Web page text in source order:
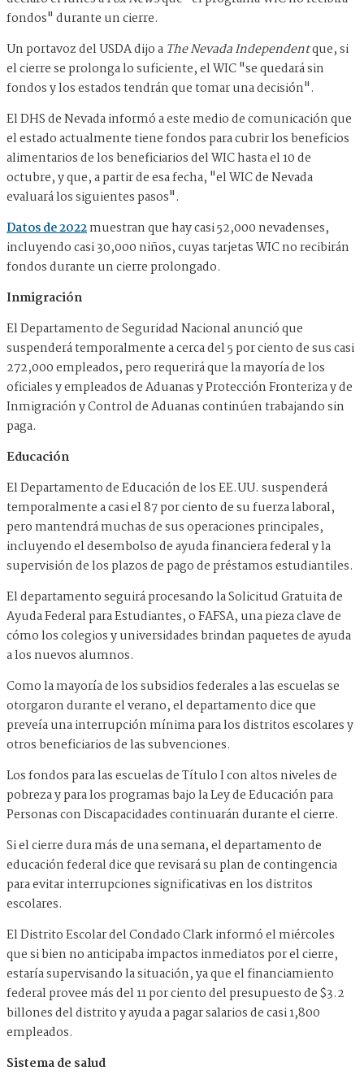
fondos" durante un cierre.
Un portavoz del USDA dijo a The Nevada Independentque, si
el cierre se prolonga lo suficiente, el WIC "se quedará sin
fondos y los estados tendrán que tomar una decisión".
El DHS de Nevada informó a este medio de comunicación que
el estado actualmente tiene fondos para cubrir los beneficios
alimentarios de los beneficiarios del WIC hasta el 10 de
octubre, y que, a partir de esa fecha, "el WIC de Nevada
evaluará los siguientes pasos".
Datos de 2022muestran que hay casi 52,000 nevadenses,
incluyendo casi 30,000 niños, cuyas tarjetas WIC no recibirán
fondos durante un cierre prolongado.
Inmigración
El Departamento de Seguridad Nacional anunció que
suspenderá temporalmente a cerca del 5 por ciento de sus casi
272,000 empleados, pero requerirá que la mayoría de los
oficiales y empleados de Aduanas y Protección Fronteriza y de
Inmigración y Control de Aduanas continúen trabajando sin
paga.
Educación
El Departamento de Educación de los EE.UU. suspenderá
temporalmente a casi el 87 por ciento de su fuerza laboral,
pero mantendrá muchas de sus operaciones principales,
incluyendo el desembolso de ayuda financiera federal y la
supervisión de los plazos de pago de préstamos estudiantiles.
El departamento seguirá procesando la Solicitud Gratuita de
Ayuda Federal para Estudiantes, o FAFSA, una pieza clave de
cómo los colegios y universidades brindan paquetes de ayuda
a los nuevos alumnos.
Como la mayoría de los subsidios federales a las escuelas se
otorgaron durante el verano, el departamento dice que
preveía una interrupción mínima para los distritos escolares y
otros beneficiarios de las subvenciones.
Los fondos para las escuelas de Título I con altos niveles de
pobreza y para los programas bajo la Ley de Educación para
Personas con Discapacidades continuarán durante el cierre.
Si el cierre dura más de una semana, el departamento de
educación federal dice que revisará su plan de contingencia
para evitar interrupciones significativas en los distritos
escolares.
El Distrito Escolar del Condado Clark informó el miércoles
que si bien no anticipaba impactos inmediatos por el cierre,
estaría supervisando la situación, ya que el financiamiento
federal provee más del 11 por ciento del presupuesto de $3.2
billones del distrito y ayuda a pagar salarios de casi 1,800
empleados.
Sistema de salud